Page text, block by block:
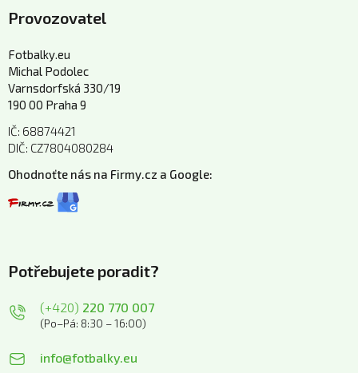
Provozovatel
Fotbalky.eu
Michal Podolec
Varnsdorfská 330/19
190 00 Praha 9
IČ: 68874421
DIČ: CZ7804080284
Ohodnoťte nás na Firmy.cz a Google:
Potřebujete poradit?
(+420) 220 770 007
(Po–Pá: 8:30 – 16:00)
info@fotbalky.eu